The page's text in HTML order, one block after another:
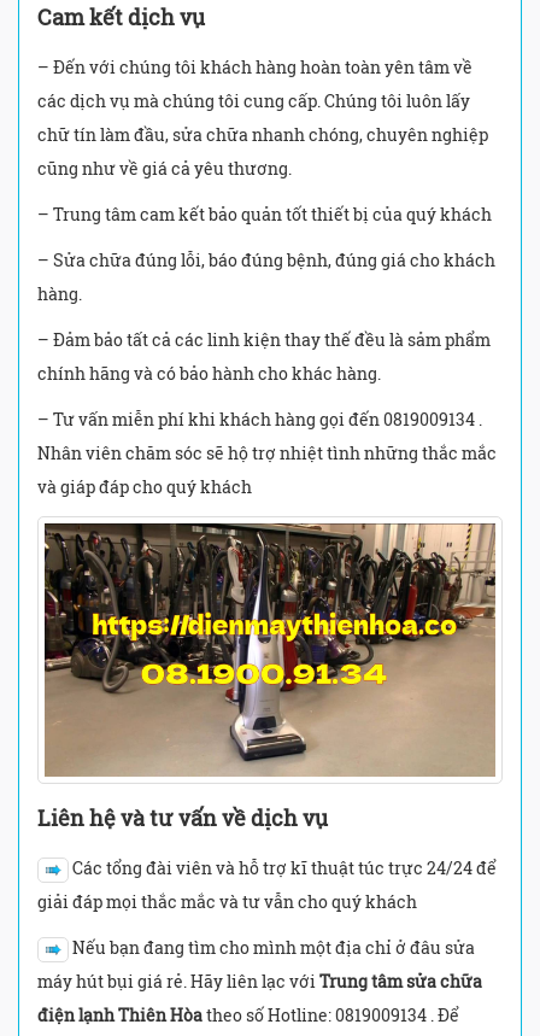
Cam kết dịch vụ
– Đến với chúng tôi khách hàng hoàn toàn yên tâm về
các dịch vụ mà chúng tôi cung cấp. Chúng tôi luôn lấy
chữ tín làm đầu, sửa chữa nhanh chóng, chuyên nghiệp
cũng như về giá cả yêu thương.
– Trung tâm cam kết bảo quản tốt thiết bị của quý khách
– Sửa chữa đúng lỗi, báo đúng bệnh, đúng giá cho khách
hàng.
– Đảm bảo tất cả các linh kiện thay thế đều là sảm phẩm
chính hãng và có bảo hành cho khác hàng.
– Tư vấn miễn phí khi khách hàng gọi đến 0819009134 .
Nhân viên chăm sóc sẽ hộ trợ nhiệt tình những thắc mắc
và giáp đáp cho quý khách
Liên hệ và tư vấn về dịch vụ
Các tổng đài viên và hỗ trợ kĩ thuật túc trực 24/24 để
giải đáp mọi thắc mắc và tư vẫn cho quý khách
Nếu bạn đang tìm cho mình một địa chỉ ở đâu sửa
máy hút bụi giá rẻ. Hãy liên lạc vớiTrung tâm sửa chữa
điện lạnh Thiên Hòatheo số Hotline: 0819009134 . Để